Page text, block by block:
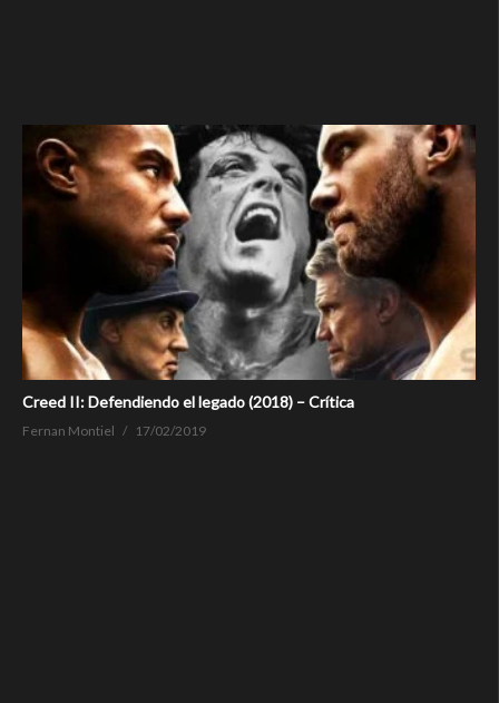
Creed II: Defendiendo el legado (2018) – Crítica
Fernan Montiel 17/02/2019